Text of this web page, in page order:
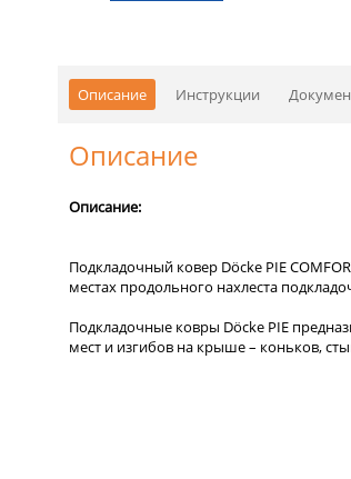
Описание Инструкции
Описание
Описание:
Подкладочный ковер Döcke PIE
местах продольного нахлеста
Подкладочные ковры Döcke PIE
мест и изгибов на крыше – коньков,